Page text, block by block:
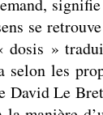
se
dosis »
les
Le